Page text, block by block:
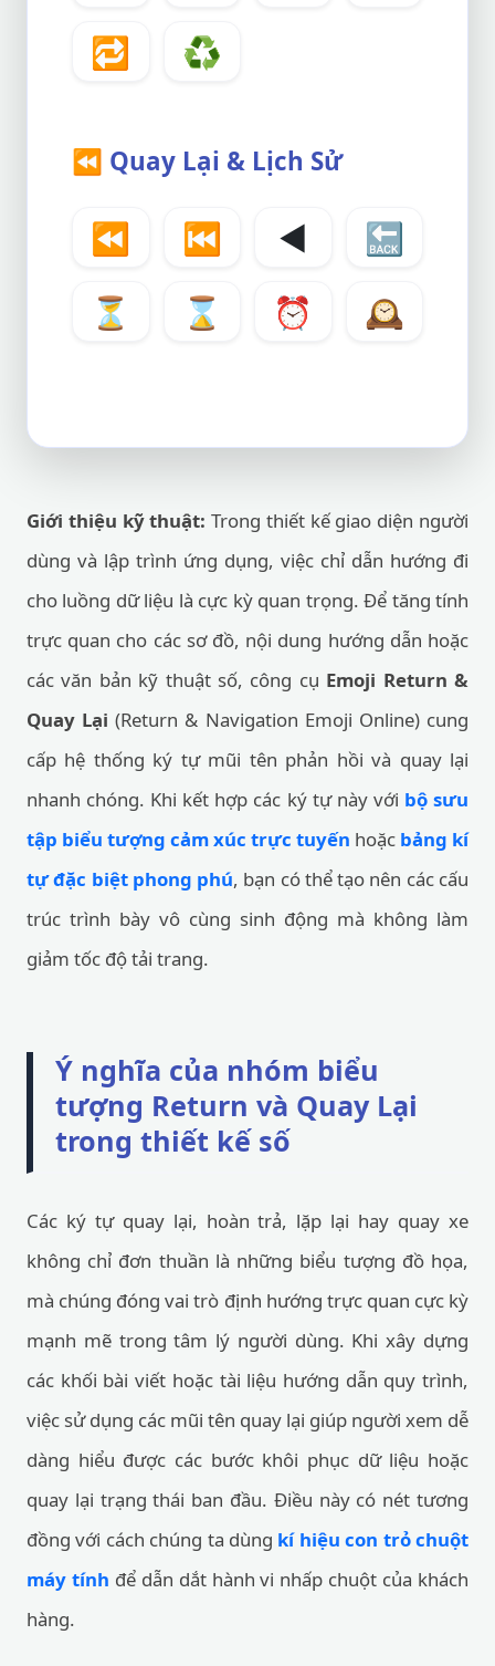
🔁
♻️
⏪ Quay Lại & Lịch Sử
⏪ ⏮️ ◀️
🔙
⏳
⌛ ⏰ 🕰️
Giới thiệu kỹ thuật: Trong thiết kế giao diện người
dùng và lập trình ứng dụng, việc chỉ dẫn hướng đi
cho luồng dữ liệu là cực kỳ quan trọng. Để tăng tính
trực quan cho các sơ đồ, nội dung hướng dẫn hoặc
các văn bản kỹ thuật số, công cụ Emoji Return &
Quay Lại (Return & Navigation Emoji Online) cung
cấp hệ thống ký tự mũi tên phản hồi và quay lại
nhanh chóng. Khi kết hợp các ký tự này với bộ sưu
tập biểu tượng cảm xúc trực tuyến hoặc bảng kí
tự đặc biệt phong phú, bạn có thể tạo nên các cấu
trúc trình bày vô cùng sinh động mà không làm
giảm tốc độ tải trang.
Ý nghĩa của nhóm biểu
tượng Return và Quay Lại
trong thiết kế số
Các ký tự quay lại, hoàn trả, lặp lại hay quay xe
không chỉ đơn thuần là những biểu tượng đồ họa,
mà chúng đóng vai trò định hướng trực quan cực kỳ
mạnh mẽ trong tâm lý người dùng. Khi xây dựng
các khối bài viết hoặc tài liệu hướng dẫn quy trình,
việc sử dụng các mũi tên quay lại giúp người xem dễ
dàng hiểu được các bước khôi phục dữ liệu hoặc
quay lại trạng thái ban đầu. Điều này có nét tương
đồng với cách chúng ta dùng kí hiệu con trỏ chuột
máy tính để dẫn dắt hành vi nhấp chuột của khách
hàng.